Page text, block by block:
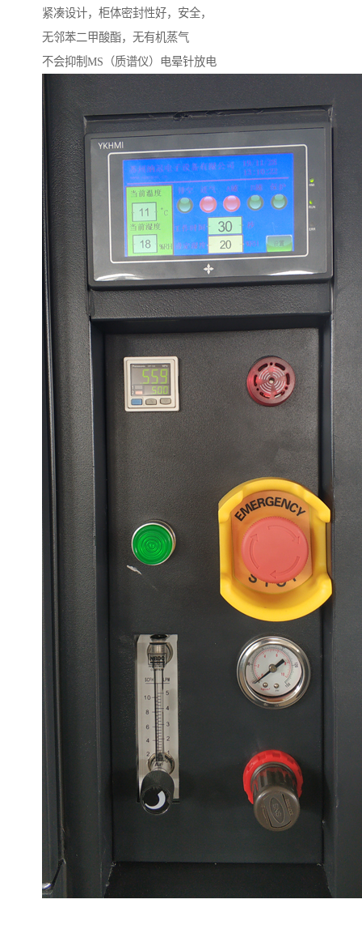
紧凑设计，柜体密封性好，安全，
无邻苯二甲酸酯，无有机蒸气
不会抑制MS（质谱仪）电晕针放电